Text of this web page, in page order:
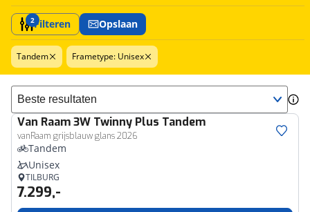
2Filteren Opslaan
Tandem Frametype: Unisex
Sorteer resultaten
Van Raam3W Twinny Plus Tandem
vanRaam grijsblauw glans 2026
Tandem
Unisex
TILBURG
7.299,-